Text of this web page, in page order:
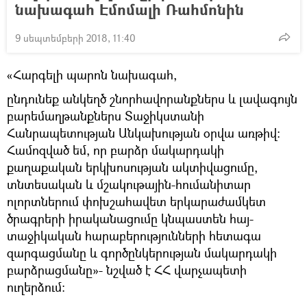
նախագահ Էմոմալի Ռահմոնին
9 սեպտեմբերի 2018, 11:40
«Հարգելի պարոն նախագահ,
ընդունեք անկեղծ շնորհավորանքներս և լավագույն
բարեմաղթանքներս Տաջիկստանի
Հանրապետության Անկախության օրվա առթիվ:
Համոզված եմ, որ բարձր մակարդակի
քաղաքական երկխոսության ակտիվացումը,
տնտեսական և մշակութային-հումանիտար
ոլորտներում փոխշահավետ երկարաժամկետ
ծրագրերի իրականացումը կնպաստեն հայ-
տաջիկական հարաբերությունների հետագա
զարգացմանը և գործընկերության մակարդակի
բարձրացմանը»- նշված է ՀՀ վարչապետի
ուղերձում: